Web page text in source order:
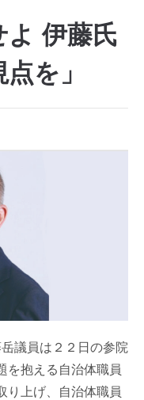
よ 伊藤氏
を」
員は２２日の参院
を抱える自治体職員
り上げ、自治体職員